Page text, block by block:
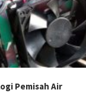
Pemisah Air